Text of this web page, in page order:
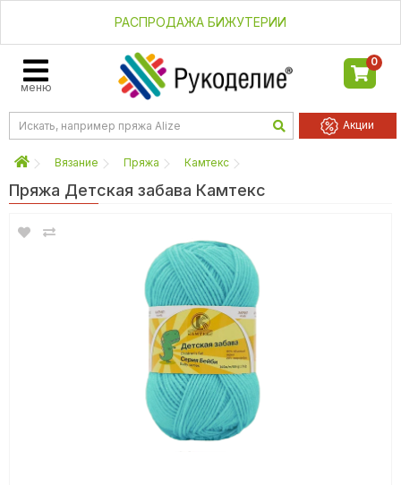
РАСПРОДАЖА БИЖУТЕРИИ
меню
0
Акции
Вязание Пряжа Камтекс
Пряжа Детская забава Камтекс